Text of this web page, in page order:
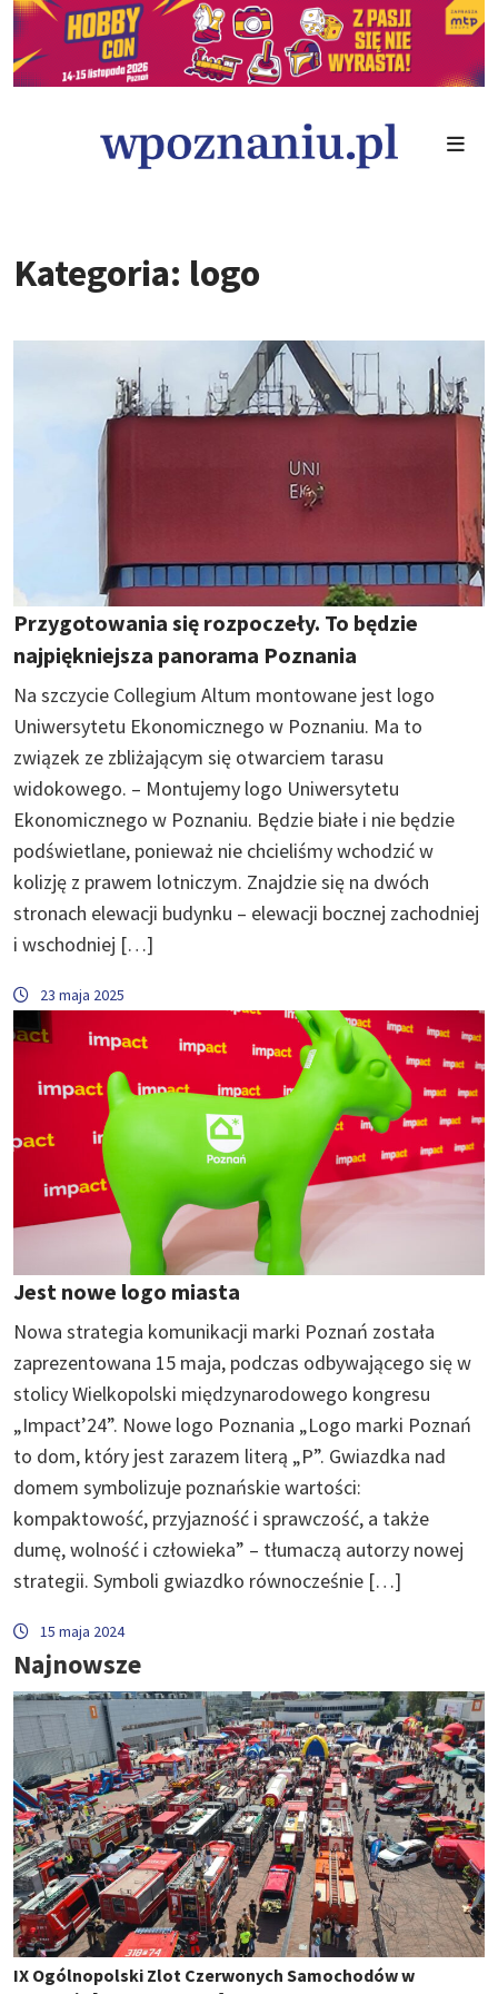
Kategoria: logo
Przygotowania się rozpoczeły. To będzie
najpiękniejsza panorama Poznania
Na szczycie Collegium Altum montowane jest logo
Uniwersytetu Ekonomicznego w Poznaniu. Ma to
związek ze zbliżającym się otwarciem tarasu
widokowego. – Montujemy logo Uniwersytetu
Ekonomicznego w Poznaniu. Będzie białe i nie będzie
podświetlane, ponieważ nie chcieliśmy wchodzić w
kolizję z prawem lotniczym. Znajdzie się na dwóch
stronach elewacji budynku – elewacji bocznej zachodniej
i wschodniej […]
23 maja 2025
Jest nowe logo miasta
Nowa strategia komunikacji marki Poznań została
zaprezentowana 15 maja, podczas odbywającego się w
stolicy Wielkopolski międzynarodowego kongresu
„Impact’24”. Nowe logo Poznania „Logo marki Poznań
to dom, który jest zarazem literą „P”. Gwiazdka nad
domem symbolizuje poznańskie wartości:
kompaktowość, przyjazność i sprawczość, a także
dumę, wolność i człowieka” – tłumaczą autorzy nowej
strategii. Symboli gwiazdko równocześnie […]
15 maja 2024
Najnowsze
IX Ogólnopolski Zlot Czerwonych Samochodów w